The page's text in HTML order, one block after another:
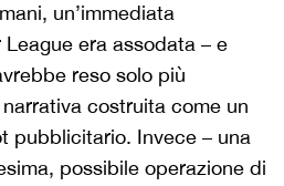
un’immediata
era assodata – e
reso solo più
costruita come un
pubblicitario. Invece – una
possibile operazione di